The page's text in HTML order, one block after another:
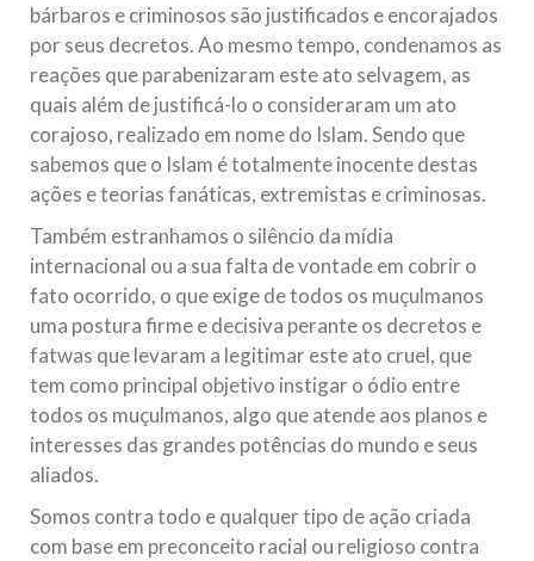
bárbaros e criminosos são justificados e encorajados
por seus decretos. Ao mesmo tempo, condenamos as
reações que parabenizaram este ato selvagem, as
quais além de justificá-lo o consideraram um ato
corajoso, realizado em nome do Islam. Sendo que
sabemos que o Islam é totalmente inocente destas
ações e teorias fanáticas, extremistas e criminosas.
Também estranhamos o silêncio da mídia
internacional ou a sua falta de vontade em cobrir o
fato ocorrido, o que exige de todos os muçulmanos
uma postura firme e decisiva perante os decretos e
fatwas que levaram a legitimar este ato cruel, que
tem como principal objetivo instigar o ódio entre
todos os muçulmanos, algo que atende aos planos e
interesses das grandes potências do mundo e seus
aliados.
Somos contra todo e qualquer tipo de ação criada
com base em preconceito racial ou religioso contra